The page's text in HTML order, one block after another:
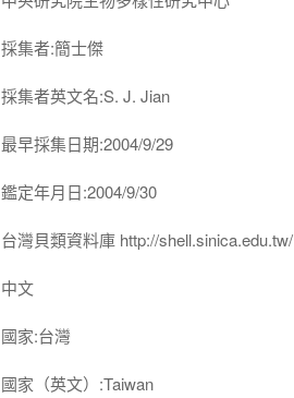
採集者:簡士傑
採集者英文名:S. J. Jian
最早採集日期:2004/9/29
鑑定年月日:2004/9/30
台灣貝類資料庫 http://shell.sinica.edu.tw/
中文
國家:台灣
國家（英文）:Taiwan